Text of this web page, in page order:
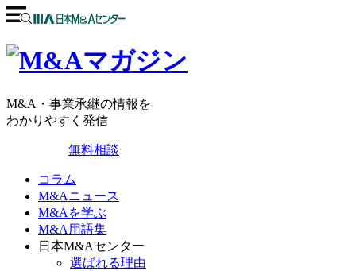
M&A・事業承継の情報を
わかりやすく発信
無料相談
コラム
M&Aニュース
M&Aを学ぶ
M&A用語集
日本M&Aセンター
選ばれる理由